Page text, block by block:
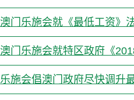
澳门乐施会就《最低工资》
澳门乐施会就特区政府《
乐施会倡澳门政府尽快调升